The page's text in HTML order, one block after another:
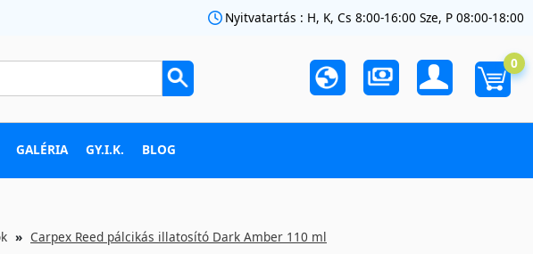
Nyitvatartás : H, K, Cs 8:00-16:00 Sze, P 08:00-18:00
0
GALÉRIA GY.I.K. BLOG
Carpex Reed pálcikás illatosító Dark Amber 110 ml